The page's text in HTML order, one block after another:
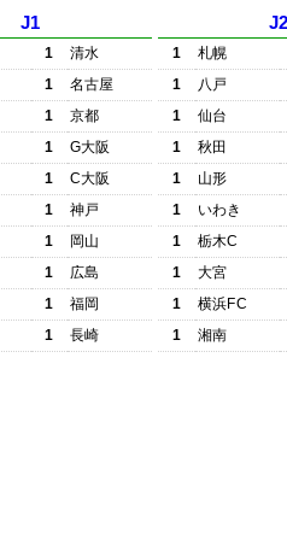
J1
1
清水
1
名古屋
1
京都
1
G大阪
1
C大阪
1
神戸
1
岡山
1
広島
1
福岡
1 長崎
1
札幌
1
八戸
1
仙台
1
秋田
1
山形
1
いわき
1
栃木C
1
大宮
1
横浜FC
1
湘南